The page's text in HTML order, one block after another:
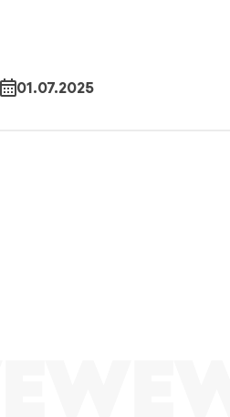
01.07.2025